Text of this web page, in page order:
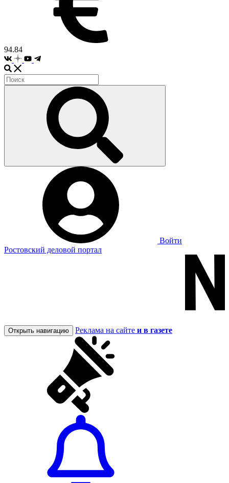
94.84
Войти
Ростовский деловой портал
Открыть навигацию Реклама на сайте и в газете